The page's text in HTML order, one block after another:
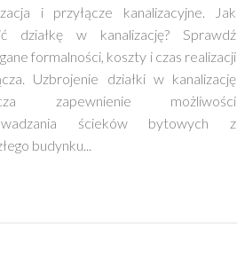
i przyłącze kanalizacyjne. Jak
działkę w kanalizację? Sprawdź
formalności, koszty i czas realizacji
Uzbrojenie działki w kanalizację
zapewnienie możliwości
ścieków bytowych z
budynku...